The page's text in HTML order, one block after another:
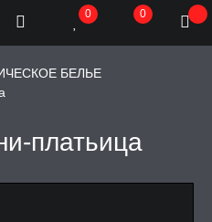
0 0
БЕЛЬЕ
платьица